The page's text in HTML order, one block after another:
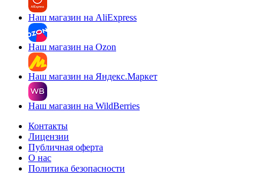
Наш магазин на AliExpress
Наш магазин на Ozon
Наш магазин на Яндекс.Маркет
Наш магазин на WildBerries
Контакты
Лицензии
Публичная оферта
О нас
Политика безопасности